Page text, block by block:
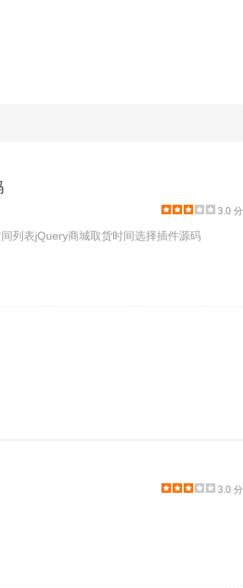
3.0 分
列表jQuery商城取货时间选择插件源码
3.0 分